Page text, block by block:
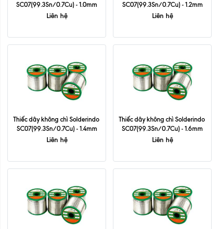
SC07(99.3Sn/0.7Cu) - 1.0mm
Liên hệ
SC07(99.3Sn/0.7Cu) - 1.2mm
Liên hệ
Thiếc dây không chì Solderindo
SC07(99.3Sn/0.7Cu) - 1.4mm
Liên hệ
Thiếc dây không chì Solderindo
SC07(99.3Sn/0.7Cu) - 1.6mm
Liên hệ